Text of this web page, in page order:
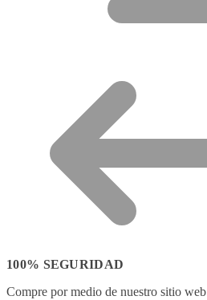
100% SEGURIDAD
Compre por medio de nuestro sitio web